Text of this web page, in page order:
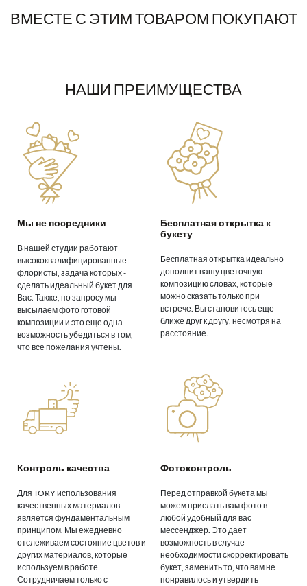
ВМЕСТЕ С ЭТИМ ТОВАРОМ ПОКУПАЮТ
НАШИ ПРЕИМУЩЕСТВА
Мы не посредники
В нашей студии работают
высококвалифицированные
флористы, задача которых -
сделать идеальный букет для
Вас. Также, по запросу мы
высылаем фото готовой
композиции и это еще одна
возможность убедиться в том,
что все пожелания учтены.
Бесплатная открытка к
букету
Бесплатная открытка идеально
дополнит вашу цветочную
композицию словах, которые
можно сказать только при
встрече. Вы становитесь еще
ближе друг к другу, несмотря на
расстояние.
Контроль качества
Для TORY использования
качественных материалов
является фундаментальным
принципом. Мы ежедневно
отслеживаем состояние цветов и
других материалов, которые
используем в работе.
Сотрудничаем только с
Фотоконтроль
Перед отправкой букета мы
можем прислать вам фото в
любой удобный для вас
мессенджер. Это дает
возможность в случае
необходимости скорректировать
букет, заменить то, что вам не
понравилось и утвердить